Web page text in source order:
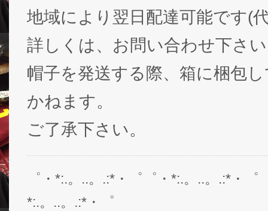
地域により翌日配達可能です(
詳しくは、お問い合わせ下さ
帽子を発送する際、箱に梱包
かねます。
ご了承下さい。
゜・*:.。..。.:*・゜゜・*:.。..。.:*・
*:.。..。.:*・゜